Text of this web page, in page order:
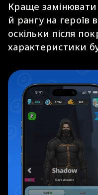
Краще замінювати
й рангу на героїв
оскільки після
характеристики